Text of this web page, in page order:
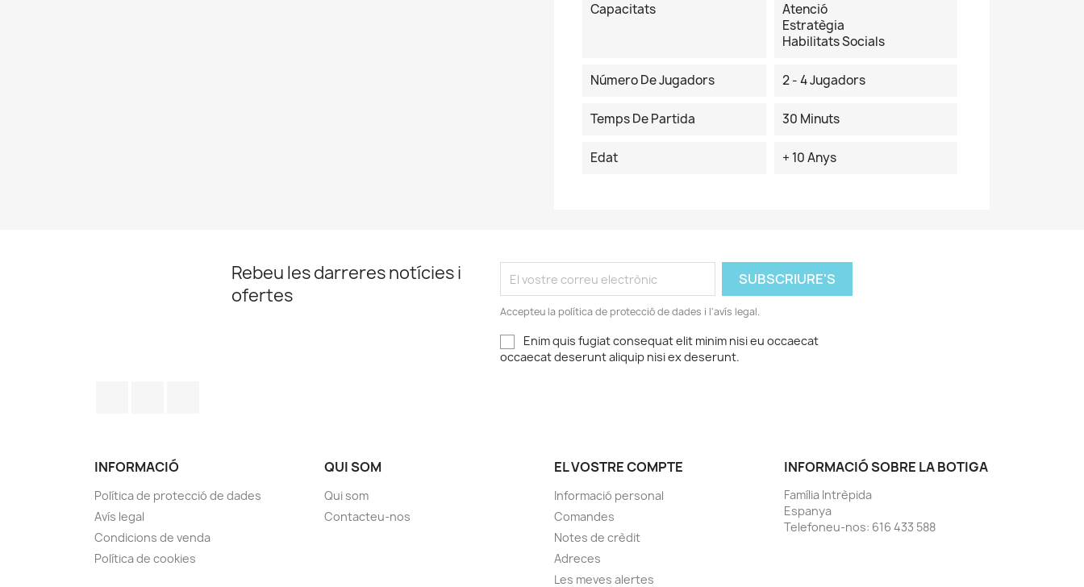
Capacitats
Atenció
Estratègia
Habilitats Socials
Número De Jugadors 2 - 4 Jugadors
Temps De Partida 30 Minuts
Edat + 10 Anys
Rebeu les darreres notícies i
ofertes
Accepteu la política de protecció de dades i l'avís legal.
Enim quis fugiat consequat elit minim nisi eu occaecat
occaecat deserunt aliquip nisi ex deserunt.
INFORMACIÓ
Política de protecció de dades
Avís legal
Condicions de venda
Política de cookies
QUI SOM
Qui som
Contacteu-nos
EL VOSTRE COMPTE
Informació personal
Comandes
Notes de crèdit
Adreces
Les meves alertes
INFORMACIÓ SOBRE LA BOTIGA
Família Intrèpida
Espanya
Telefoneu-nos: 616 433 588